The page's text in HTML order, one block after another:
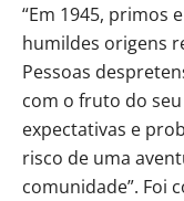
“Em 1945, primos
humildes origens
Pessoas
com o fruto do
expectativas e
risco de uma
comunidade”. Foi